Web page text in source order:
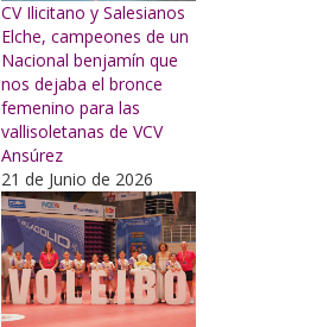
CV Ilicitano y Salesianos
Elche, campeones de un
Nacional benjamín que
nos dejaba el bronce
femenino para las
vallisoletanas de VCV
Ansúrez
21 de Junio de 2026